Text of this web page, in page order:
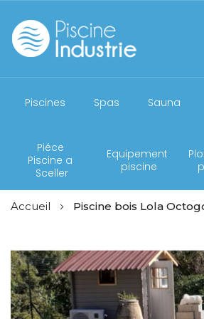
Piscines Spas Sauna
Piéce
Piscine a
Sceller
Equipement
piscine
Accueil Piscine bois Lola
Skip
to
the
end